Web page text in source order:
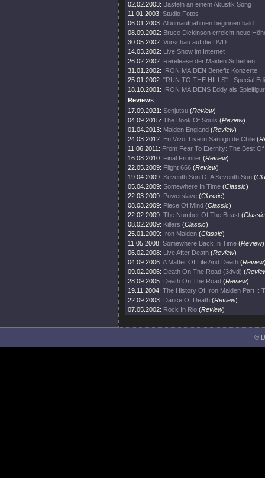
02.02.2003: Basteln an einem Akustik Song
11.01.2003: Studio Fotos
06.01.2003: Albumaufnahmen beginnen bald
08.09.2002: Bruce Dickinson erreicht neue
30.05.2002: Vorschau auf die DVD
14.03.2002: Live Show im Internet
26.02.2002: Rerelease der Maiden Scheiben
31.01.2002: IRON MAIDEN Benefiz Konzerte
25.01.2002: "RUN TO THE HILLS" - Special
18.10.2001: IRON MAIDENS Eddy als Spielfigur
Reviews
17.09.2021: Senjutsu (Review)
04.09.2015: The Book Of Souls (Review)
01.04.2013: Maiden England (Review)
24.03.2012: En Vivo! Live in Santigo de Chile (
11.06.2011: From Fear To Eternity: The Best
16.08.2010: Final Frontier (Review)
22.05.2009: Flight 666 (Review)
19.04.2009: Seventh Son Of A Seventh Son (
05.04.2009: Somewhere In Time (Classic)
22.03.2009: Powerslave (Classic)
08.03.2009: Piece Of Mind (Classic)
22.02.2009: The Number Of The Beast (Classic
08.02.2009: Killers (Classic)
25.01.2009: Iron Maiden (Classic)
11.05.2008: Somewhere Back In Time (Review)
06.02.2008: Live After Death (Review)
04.09.2006: A Matter Of Life And Death (Review
09.02.2006: Death On The Road (3dvd) (
28.09.2005: Death On The Road (Review)
19.11.2004: The History Of Iron Maiden Part I:
22.09.2003: Dance Of Death (Review)
07.05.2002: Rock In Rio (Review)
©